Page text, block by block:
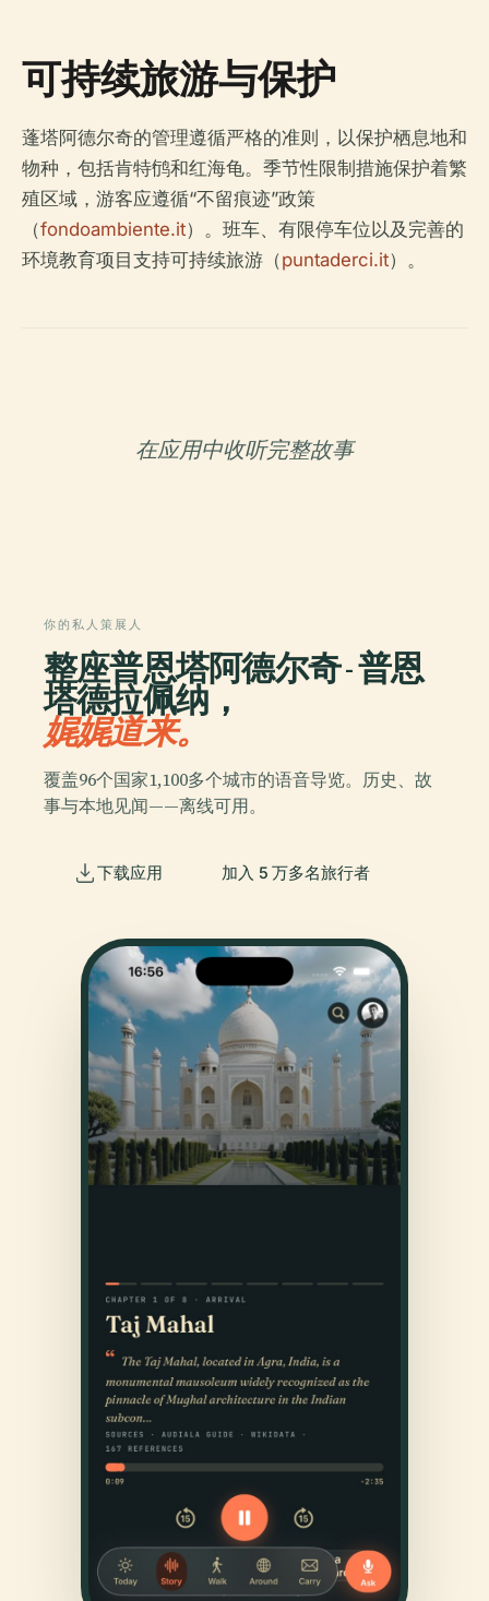
可持续旅游与保护
蓬塔阿德尔奇的管理遵循严格的准则，以保护栖息地和
物种，包括肯特鸻和红海龟。季节性限制措施保护着繁
殖区域，游客应遵循“不留痕迹”政策
（fondoambiente.it）。班车、有限停车位以及完善的
环境教育项目支持可持续旅游（puntaderci.it）。
在应用中收听完整故事
你的私人策展人
整座普恩塔阿德尔奇 - 普恩
塔德拉佩纳，
娓娓道来。
覆盖96个国家1,100多个城市的语音导览。历史、故
事与本地见闻——离线可用。
下载应用 加入 5 万多名旅行者